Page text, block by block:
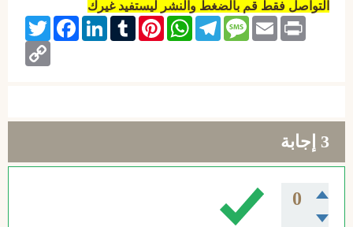
التواصل فقط قم بالضغط والنشر ليستفيد غيرك
Twitter
FacebookLinkedInTumblrPinterest
WhatsAppTelegramMessageEmail Print
Copy
Link
3 إجابة
0